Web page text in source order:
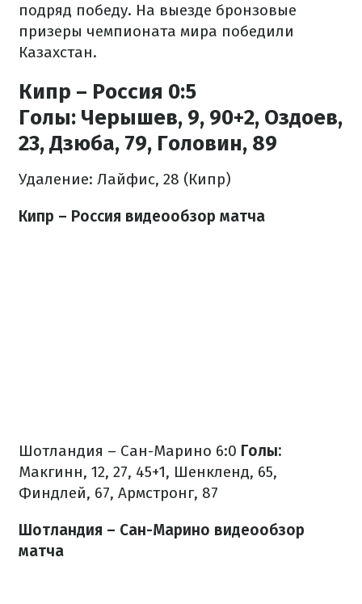
подряд победу. На выезде бронзовые
призеры чемпионата мира победили
Казахстан.
Кипр – Россия 0:5
Голы: Черышев, 9, 90+2, Оздоев,
23, Дзюба, 79, Головин, 89
Удаление: Лайфис, 28 (Кипр)
Кипр – Россия видеообзор матча
Шотландия – Сан-Марино 6:0 Голы:
Макгинн, 12, 27, 45+1, Шенкленд, 65,
Финдлей, 67, Армстронг, 87
Шотландия – Сан-Марино видеообзор
матча